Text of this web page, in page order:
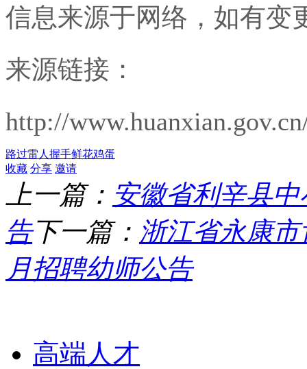
信息来源于网络，如有变
来源链接：
http://
路过雷人 握手鲜花鸡蛋
收藏 分享 邀请
上一篇： 安徽省利辛县
告下一篇： 浙江省永康
月招聘幼师公告
高端人才